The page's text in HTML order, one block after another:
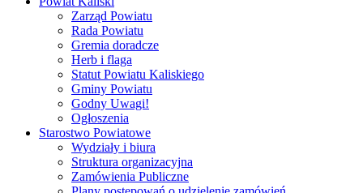
Zarząd Powiatu
Rada Powiatu
Gremia doradcze
Herb i flaga
Statut Powiatu Kaliskiego
Gminy Powiatu
Godny Uwagi!
Ogłoszenia
Starostwo Powiatowe
Wydziały i biura
Struktura organizacyjna
Zamówienia Publiczne